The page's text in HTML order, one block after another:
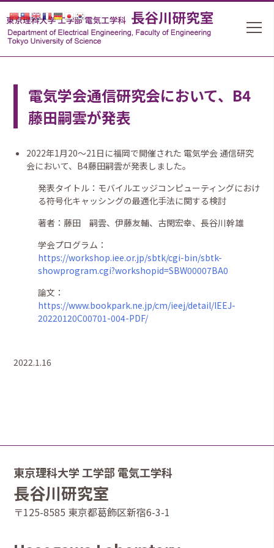
電気学会通信研究会において、B4
藤田嗣雲が発表
2022年1月20〜21日に福岡で開催された 電気学会 通信研究
会において、B4藤田嗣雲が発表しました。
発表タイトル：モバイルエッジコンピューティングにおけ
る符号化キャッシングの最適化手法に関する検討
著者：藤田 嗣雲、伊藤友輔、古閑宏幸、長谷川幹雄
学会プログラム：
https://workshop.iee.or.jp/sbtk/cgi-bin/sbtk-
showprogram.cgi?workshopid=SBW00007BA0
論文：
https://www.bookpark.ne.jp/cm/ieej/detail/IEEJ-
20220120C00701-004-PDF/
2022.1.16
東京理科大学 工学部 電気工学科
長谷川研究室
〒125-8585 東京都葛飾区新宿6-3-1